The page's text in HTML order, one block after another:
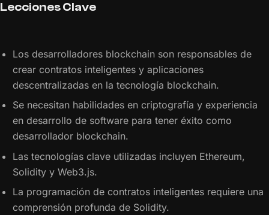
Lecciones Clave
Los desarrolladores blockchain son responsables de
crear contratos inteligentes y aplicaciones
descentralizadas en la tecnología blockchain.
Se necesitan habilidades en criptografía y experiencia
en desarrollo de software para tener éxito como
desarrollador blockchain.
Las tecnologías clave utilizadas incluyen Ethereum,
Solidity y Web3.js.
La programación de contratos inteligentes requiere una
comprensión profunda de Solidity.